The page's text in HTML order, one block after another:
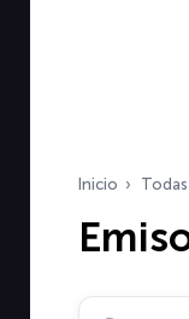
Inicio
Buscar